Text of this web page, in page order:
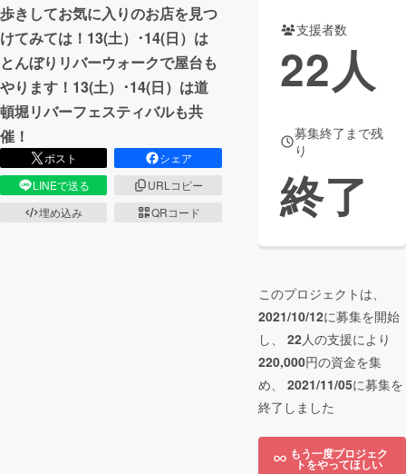
歩きしてお気に入りのお店を見つ
けてみては！13(土）･14(日）は
とんぼりリバーウォークで屋台も
やります！13(土）･14(日）は道
頓堀リバーフェスティバルも共
催！
ポスト
シェア
LINEで送る
URLコピー
埋め込み
QRコード
支援者数
22人
募集終了まで残
り
終了
このプロジェクトは、
2021/10/12に募集を開始
し、 22人の支援により
220,000円の資金を集
め、 2021/11/05に募集を
終了しました
もう一度プロジェク
トをやってほしい